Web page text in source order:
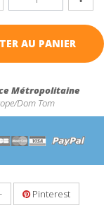
AU PANIER
Métropolitaine
Dom Tom
Pinterest